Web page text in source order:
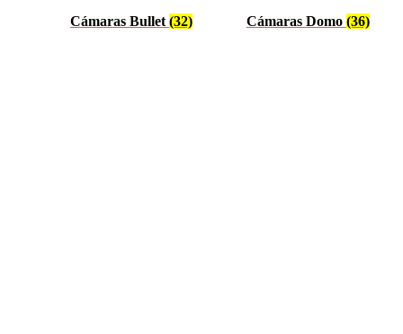
Cámaras Bullet (32) Cámaras Domo (36)